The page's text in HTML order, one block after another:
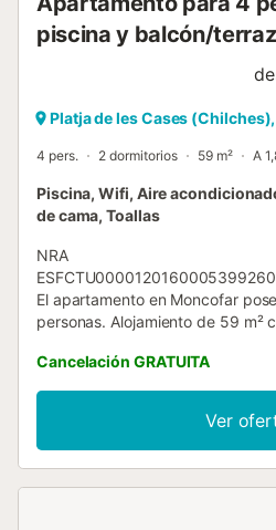
Bien arr...
piscina y balcón/
Platja de les Cases
4 pers. 2 dormitorios 59 m² A
Piscina, Wifi, Aire
de cama, Toallas
NRA
El apartamento en Moncofar
personas. Alojamiento de 59 m²
ascensor, mobiliario jardín,
calefacción central, aire
Televisión. La cocina
nevera, microondas, horno,
utensilios/cocina, cafetera,
Cancelación GRATUITA
Ver